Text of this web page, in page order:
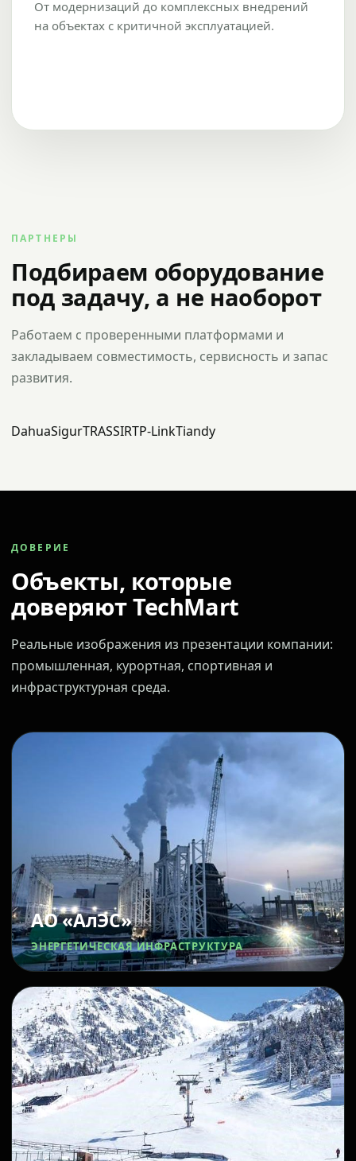
От модернизаций до комплексных внедрений
на объектах с критичной эксплуатацией.
ПАРТНЕРЫ
Подбираем оборудование
под задачу, а не наоборот
Работаем с проверенными платформами и
закладываем совместимость, сервисность и запас
развития.
DahuaSigurTRASSIRTP-LinkTiandy
ДОВЕРИЕ
Объекты, которые
доверяют TechMart
Реальные изображения из презентации компании:
промышленная, курортная, спортивная и
инфраструктурная среда.
АО «АлЭС»
ЭНЕРГЕТИЧЕСКАЯ ИНФРАСТРУКТУРА